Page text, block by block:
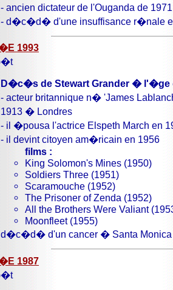
- ancien dictateur de l'Ouganda de
- d�c�d� d'une insuffisance r�nale
1993
D�c�s de Stewart Grander � l'�ge
- acteur britannique n� 'James
1913 � Londres
- il �pousa l'actrice Elspeth March en
- il devint citoyen am�ricain en 1956
films :
King Solomon's Mines (1950)
Soldiers Three (1951)
Scaramouche (1952)
The Prisoner of Zenda (1952)
All the Brothers Were Valiant
Moonfleet (1955)
d�c�d� d'un cancer � Santa Monica
1987